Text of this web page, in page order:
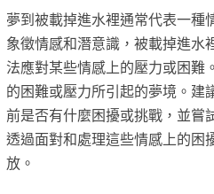
夢到被載掉進水裡通常代表一種
象徵情感和潛意識，被載掉進水
法應對某些情感上的壓力或困難
的困難或壓力所引起的夢境。建
前是否有什麼困擾或挑戰，並嘗
透過面對和處理這些情感上的困
放。